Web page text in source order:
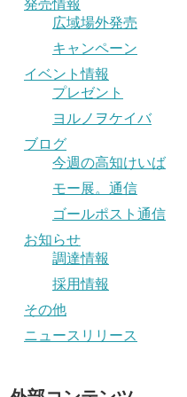
発売情報
広域場外発売
キャンペーン
イベント情報
プレゼント
ヨルノヲケイバ
ブログ
今週の高知けいば
モー展。通信
ゴールポスト通信
お知らせ
調達情報
採用情報
その他
ニュースリリース